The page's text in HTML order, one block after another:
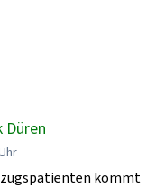
Düren
kommt